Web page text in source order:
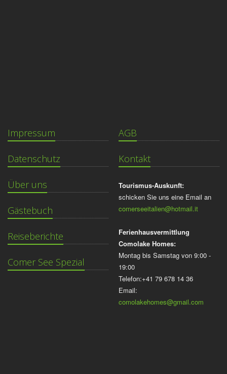
Impressum
Datenschutz
Über uns
Gästebuch
Reiseberichte
Comer See Spezial
AGB
Kontakt
Tourismus-Auskunft:
schicken Sie uns eine Email an
comerseeitalien@hotmail.it
Ferienhausvermittlung
Comolake Homes:
Montag bis Samstag von 9:00 -
19:00
Telefon:+41 79 678 14 36
Email:
comolakehomes@gmail.com